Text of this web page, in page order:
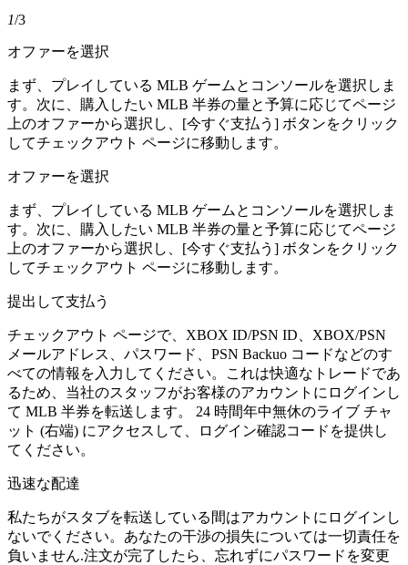
1/3
オファーを選択
まず、プレイしている MLB ゲームとコンソールを選択しま
す。次に、購入したい MLB 半券の量と予算に応じてページ
上のオファーから選択し、[今すぐ支払う] ボタンをクリック
してチェックアウト ページに移動します。
オファーを選択
まず、プレイしている MLB ゲームとコンソールを選択しま
す。次に、購入したい MLB 半券の量と予算に応じてページ
上のオファーから選択し、[今すぐ支払う] ボタンをクリック
してチェックアウト ページに移動します。
提出して支払う
チェックアウト ページで、XBOX ID/PSN ID、XBOX/PSN
メールアドレス、パスワード、PSN Backuo コードなどのす
べての情報を入力してください。これは快適なトレードであ
るため、当社のスタッフがお客様のアカウントにログインし
て MLB 半券を転送します。 24 時間年中無休のライブ チャ
ット (右端) にアクセスして、ログイン確認コードを提供し
てください。
迅速な配達
私たちがスタブを転送している間はアカウントにログインし
ないでください。あなたの干渉の損失については一切責任を
負いません.注文が完了したら、忘れずにパスワードを変更